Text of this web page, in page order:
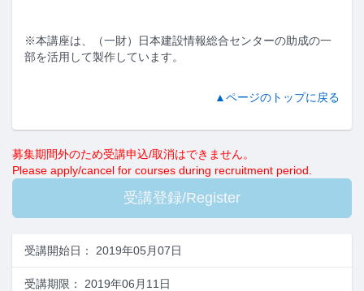
募集期間外のため受講申込/取消はできません。
Please apply/cancel for courses during recruitment period.
受講開始日 ： 2019年05月07日
受講期限 ： 2019年06月11日